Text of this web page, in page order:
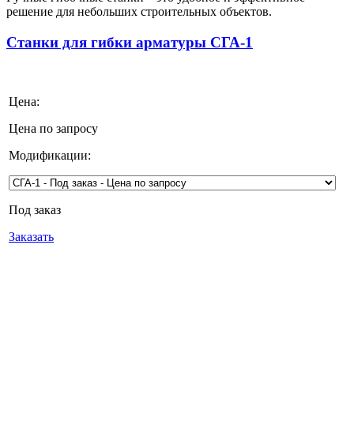
решение для небольших строительных объектов.
Станки для гибки арматуры СГА-1
Цена:
Цена по запросу
Модификации:
Под заказ
Заказать